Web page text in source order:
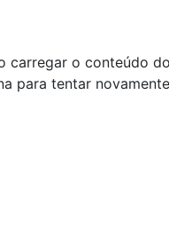
carregar o conteúdo
para tentar